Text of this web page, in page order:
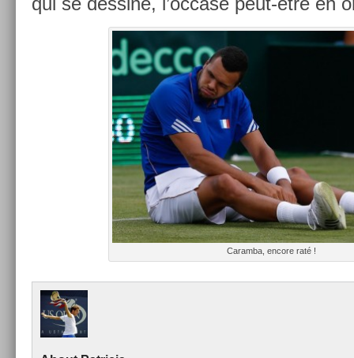
Caram­ba, en­core raté !